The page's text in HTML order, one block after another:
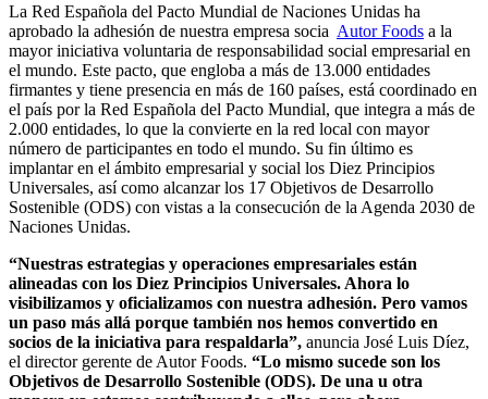
La Red Española del Pacto Mundial de Naciones Unidas ha
aprobado la adhesión de nuestra empresa socia Autor Foods a la
mayor iniciativa voluntaria de responsabilidad social empresarial en
el mundo. Este pacto, que engloba a más de 13.000 entidades
firmantes y tiene presencia en más de 160 países, está coordinado en
el país por la Red Española del Pacto Mundial, que integra a más de
2.000 entidades, lo que la convierte en la red local con mayor
número de participantes en todo el mundo. Su fin último es
implantar en el ámbito empresarial y social los Diez Principios
Universales, así como alcanzar los 17 Objetivos de Desarrollo
Sostenible (ODS) con vistas a la consecución de la Agenda 2030 de
Naciones Unidas.
“Nuestras estrategias y operaciones empresariales están
alineadas con los Diez Principios Universales. Ahora lo
visibilizamos y oficializamos con nuestra adhesión. Pero vamos
un paso más allá porque también nos hemos convertido en
socios de la iniciativa para respaldarla”, anuncia José Luis Díez,
el director gerente de Autor Foods. “Lo mismo sucede son los
Objetivos de Desarrollo Sostenible (ODS). De una u otra